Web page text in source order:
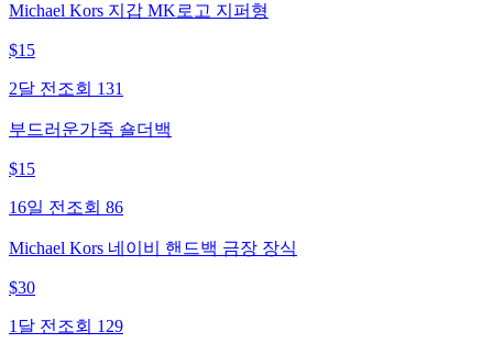
Michael Kors 지갑 MK로고 지퍼형
$15
2달 전 조회 131
부드러운가죽 숄더백
$15
16일 전 조회 86
Michael Kors 네이비 핸드백 금장 장식
$30
1달 전 조회 129